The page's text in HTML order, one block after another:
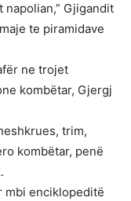
Gjigandit
te piramidave
ne trojet
kombëtar, Gjergj
trim,
kombëtar, penë
mbi enciklopeditë